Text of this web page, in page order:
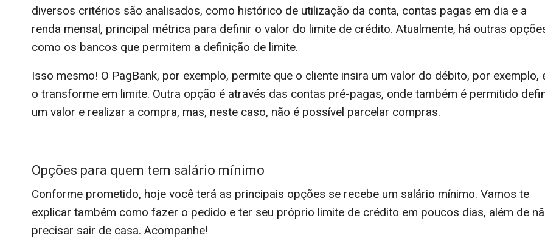
diversos critérios são analisados, como histórico de utilização da conta, contas pagas em dia e a
renda mensal, principal métrica para definir o valor do limite de crédito. Atualmente, há outras
como os bancos que permitem a definição de limite.
Isso mesmo! O PagBank, por exemplo, permite que o cliente insira um valor do débito, por exemplo,
o transforme em limite. Outra opção é através das contas pré-pagas, onde também é permitido
um valor e realizar a compra, mas, neste caso, não é possível parcelar compras.
Opções para quem tem salário mínimo
Conforme prometido, hoje você terá as principais opções se recebe um salário mínimo. Vamos te
explicar também como fazer o pedido e ter seu próprio limite de crédito em poucos dias, além de
precisar sair de casa. Acompanhe!